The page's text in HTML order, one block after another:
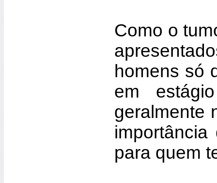
Como o
homens só
em
geralmente
para quem